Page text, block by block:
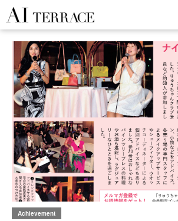
Achievement